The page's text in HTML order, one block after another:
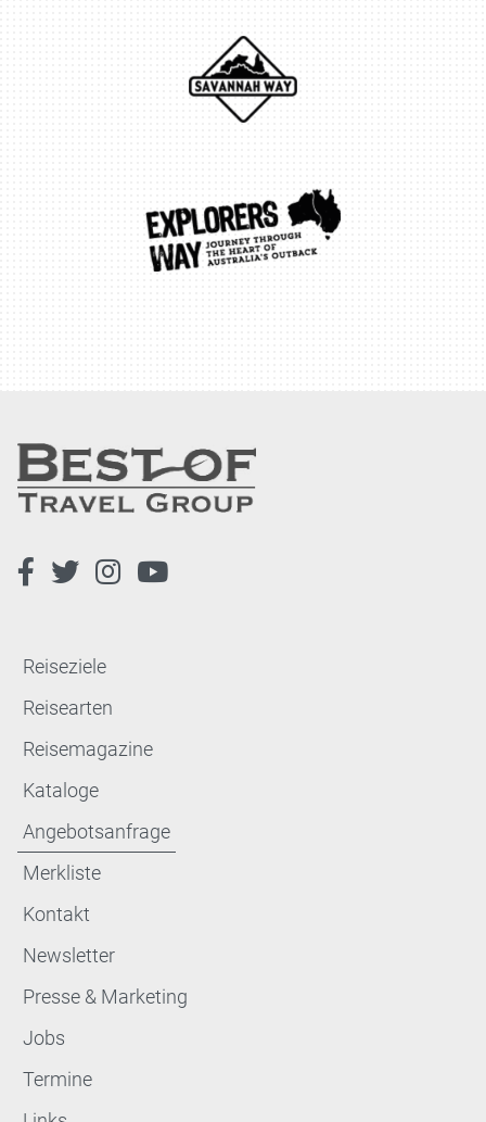
Reiseziele
Reisearten
Reisemagazine
Kataloge
Angebotsanfrage
Merkliste
Kontakt
Newsletter
Presse & Marketing
Jobs
Termine